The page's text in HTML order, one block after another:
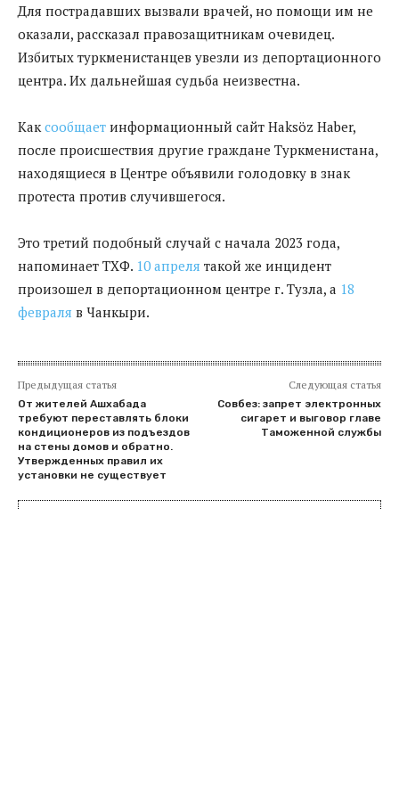
Для пострадавших вызвали врачей, но помощи им не
оказали, рассказал правозащитникам очевидец.
Избитых туркменистанцев увезли из депортационного
центра. Их дальнейшая судьба неизвестна.
Как сообщает информационный сайт Haksöz Haber,
после происшествия другие граждане Туркменистана,
находящиеся в Центре объявили голодовку в знак
протеста против случившегося.
Это третий подобный случай с начала 2023 года,
напоминает ТХФ. 10 апреля такой же инцидент
произошел в депортационном центре г. Тузла, а 18
февраля в Чанкыри.
Предыдущая статья
От жителей Ашхабада
требуют переставлять блоки
кондиционеров из подъездов
на стены домов и обратно.
Утвержденных правил их
установки не существует
Следующая статья
Совбез: запрет электронных
сигарет и выговор главе
Таможенной службы